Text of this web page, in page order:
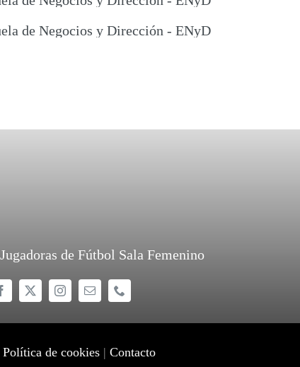
de Fútbol Sala Femenino
Política de cookies | Contacto